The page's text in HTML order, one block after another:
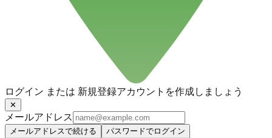
ログイン または 新規登録アカウントを作成しましょう
✕
メールアドレス
メールアドレスで続ける パスワードでログイン